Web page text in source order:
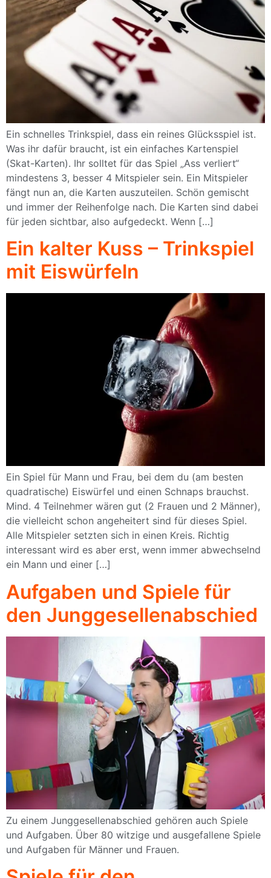
Ein schnelles Trinkspiel, dass ein reines Glücksspiel ist.
Was ihr dafür braucht, ist ein einfaches Kartenspiel
(Skat-Karten). Ihr solltet für das Spiel „Ass verliert“
mindestens 3, besser 4 Mitspieler sein. Ein Mitspieler
fängt nun an, die Karten auszuteilen. Schön gemischt
und immer der Reihenfolge nach. Die Karten sind dabei
für jeden sichtbar, also aufgedeckt. Wenn […]
Ein kalter Kuss – Trinkspiel
mit Eiswürfeln
Ein Spiel für Mann und Frau, bei dem du (am besten
quadratische) Eiswürfel und einen Schnaps brauchst.
Mind. 4 Teilnehmer wären gut (2 Frauen und 2 Männer),
die vielleicht schon angeheitert sind für dieses Spiel.
Alle Mitspieler setzten sich in einen Kreis. Richtig
interessant wird es aber erst, wenn immer abwechselnd
ein Mann und einer […]
Aufgaben und Spiele für
den Junggesellenabschied
Zu einem Junggesellenabschied gehören auch Spiele
und Aufgaben. Über 80 witzige und ausgefallene Spiele
und Aufgaben für Männer und Frauen.